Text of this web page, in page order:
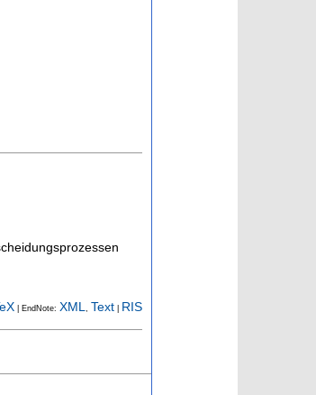
| EndNote: XML , Text RIS